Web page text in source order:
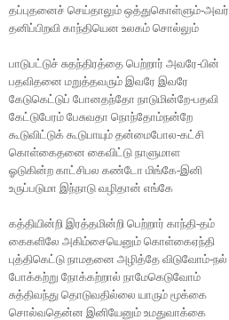
தப்புதனைச் செய்தாலும் ஒத்துகொள்ளும்-அவர்
தனிப்பிறவி காந்தியென உலகம் சொல்லும்
பாடுபட்டுச் சுதந்திரத்தை பெற்றார் அவரே-பின்
பதவிதனை மறுத்தவரும் இவரே இவரே
கேடுகெட்டுப் போனதந்தோ நாடுமின்றே-பதவி
கேட்டுபேரம் பேசுவதா நொந்தோம்நன்றே
கூடுவிட்டுக் கூடுபாயும் தன்மைபோல-கட்சி
கொள்கைதனை கைவிட்டு நாளுமாள
ஓடுகின்ற காட்சிபல கண்டோ மிங்கே-இனி
உருப்படுமா இந்நாடு வழிதான் எங்கே
கத்தியின்றி இரத்தமின்றி பெற்றார் காந்தி-தம்
கைகளிலே அகிம்சையெனும் கொள்கைஏந்தி
புத்திகெட்டு நாமதனை அழித்தே விடுவோம்-நல்
போக்கற்று நோக்கற்றால் நாமேகெடுவோம்
சுத்திவந்து தொடுவதில்லை யாரும் மூக்கை
சொல்வதென்ன இனியேனும் உமதுவாக்கை